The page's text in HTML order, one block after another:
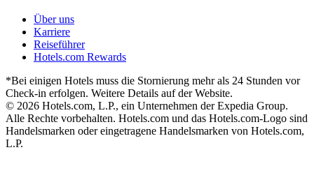
Über uns
Karriere
Reiseführer
Hotels.com Rewards
*Bei einigen Hotels muss die Stornierung mehr als 24 Stunden vor
Check-in erfolgen. Weitere Details auf der Website.
© 2026 Hotels.com, L.P., ein Unternehmen der Expedia Group.
Alle Rechte vorbehalten. Hotels.com und das Hotels.com-Logo sind
Handelsmarken oder eingetragene Handelsmarken von Hotels.com,
L.P.